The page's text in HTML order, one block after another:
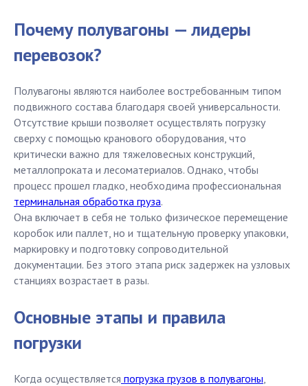
Почему полувагоны — лидеры
перевозок?
Полувагоны являются наиболее востребованным типом
подвижного состава благодаря своей универсальности.
Отсутствие крыши позволяет осуществлять погрузку
сверху с помощью кранового оборудования, что
критически важно для тяжеловесных конструкций,
металлопроката и лесоматериалов. Однако, чтобы
процесс прошел гладко, необходима профессиональная
терминальная обработка груза.
Она включает в себя не только физическое перемещение
коробок или паллет, но и тщательную проверку упаковки,
маркировку и подготовку сопроводительной
документации. Без этого этапа риск задержек на узловых
станциях возрастает в разы.
Основные этапы и правила
погрузки
Когда осуществляется погрузка грузов в полувагоны,